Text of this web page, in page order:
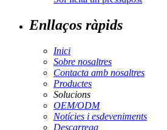
Enllaços ràpids
Inici
Sobre nosaltres
Contacta amb nosaltres
Productes
Solucions
OEM/ODM
Notícies i esdeveniments
Descarrega